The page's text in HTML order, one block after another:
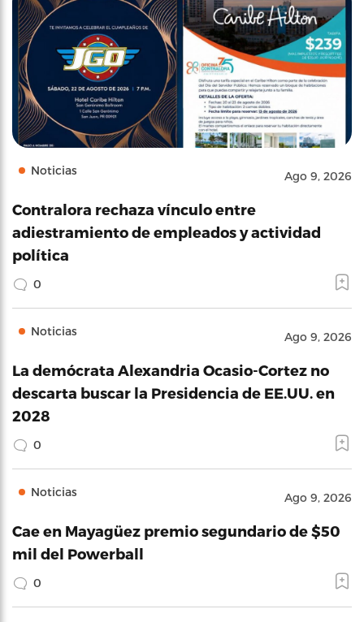
Noticias Ago 9, 2026
Contralora rechaza vínculo entre
adiestramiento de empleados y actividad
política
0
Noticias Ago 9, 2026
La demócrata Alexandria Ocasio-Cortez no
descarta buscar la Presidencia de EE.UU. en
2028
0
Noticias Ago 9, 2026
Cae en Mayagüez premio segundario de $50
mil del Powerball
0